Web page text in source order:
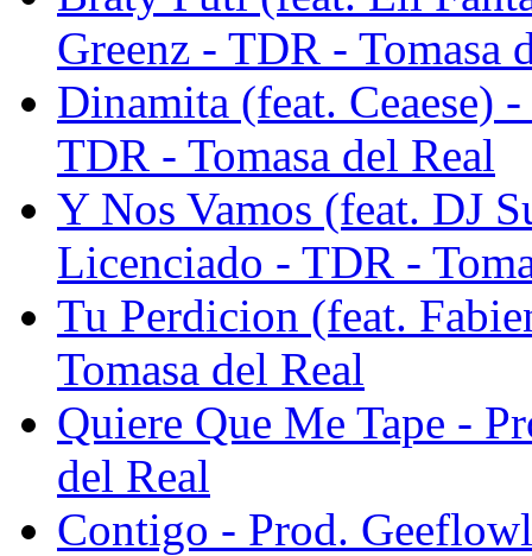
Greenz - TDR - Tomasa
Dinamita (feat. Ceaese)
TDR - Tomasa del Real
Y Nos Vamos (feat. DJ
Licenciado - TDR -
Tu Perdicion (feat.
Tomasa del Real
Quiere Que Me Tape -
del Real
Contigo - Prod.